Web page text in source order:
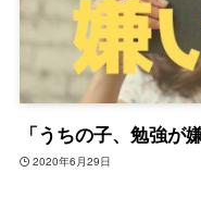
「うちの子、勉強が
2020年6月29日